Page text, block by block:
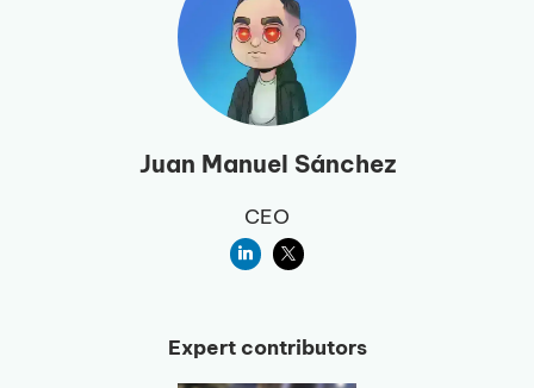
Juan Manuel Sánchez
CEO
Expert contributors